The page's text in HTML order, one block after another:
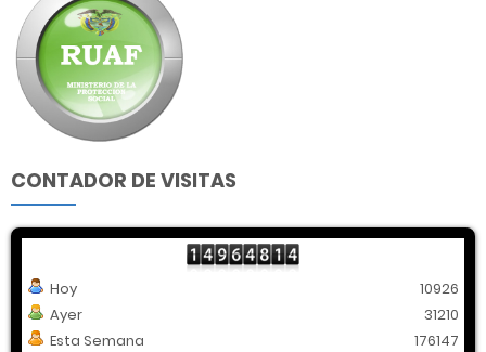
CONTADOR DE VISITAS
Hoy
Ayer
Esta Semana
10926
31210
176147